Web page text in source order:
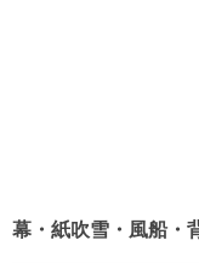
幕・紙吹雪・風船・